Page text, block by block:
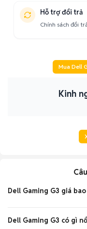
Hỗ trợ đổi trả
Chính sách đổi
Mua Dell
Kinh
Dell Gaming G3 giá
có giá cao hơn.
Dell Gaming G3 có gì